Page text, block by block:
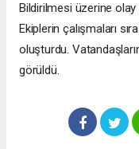
Bildirilmesi üzerine olay
Ekiplerin çalışmaları
oluşturdu.
görüldü.